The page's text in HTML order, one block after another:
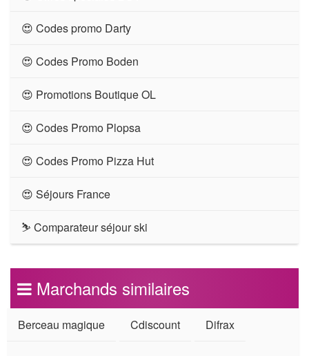
😍 Codes promo Darty
😍 Codes Promo Boden
😍 Promotions Boutique OL
😍 Codes Promo Plopsa
😍 Codes Promo Pizza Hut
😍 Séjours France
⛷ Comparateur séjour ski
Marchands similaires
Berceau magique Cdiscount Difrax